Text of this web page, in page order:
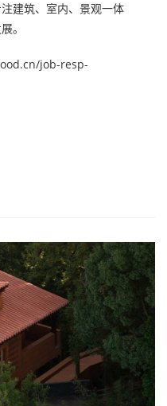
建筑、室内、景观一体
。
job-resp-